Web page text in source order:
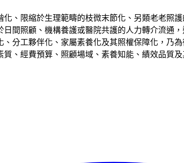
、限縮於生理範疇的枝微末節化、另類老老照
間照顧、機構養護或醫院共護的人力轉介流通
分工夥伴化、家屬素養化及其照權保障化，乃
、經費預算、照顧場域、素養知能、績效品質